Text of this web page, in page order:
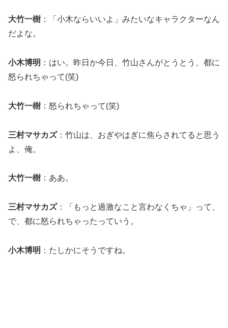
大竹一樹 ：「小木ならいいよ」みたいなキャラクターなん
だよな。
小木博明 ：はい。昨日か今日、竹山さんがとうとう、都に
怒られちゃって(笑)
大竹一樹 ：怒られちゃって(笑)
三村マサカズ：竹山は、おぎやはぎに焦らされてると思う
よ、俺。
大竹一樹 ：ああ。
三村マサカズ：「もっと過激なこと言わなくちゃ」って、
で、都に怒られちゃったっていう。
小木博明 ：たしかにそうですね。